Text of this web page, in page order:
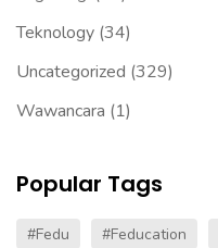
Teknology (34)
Uncategorized (329)
Wawancara (1)
Popular Tags
#fedu #Feducation